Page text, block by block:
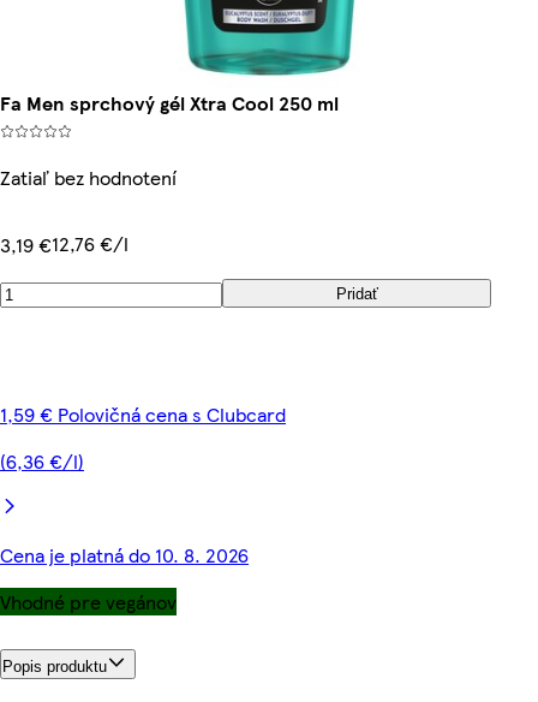
Fa Men sprchový gél Xtra Cool 250 ml
Zatiaľ bez hodnotení
3,19 €12,76 €/l
Pridať
1,59 € Polovičná cena s Clubcard
(6,36 €/l)
Cena je platná do 10. 8. 2026
Vhodné pre vegánov
Popis produktu